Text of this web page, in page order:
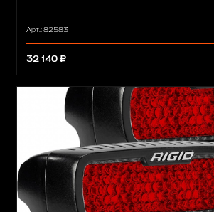
Арт.: 82583
32 140 ₽